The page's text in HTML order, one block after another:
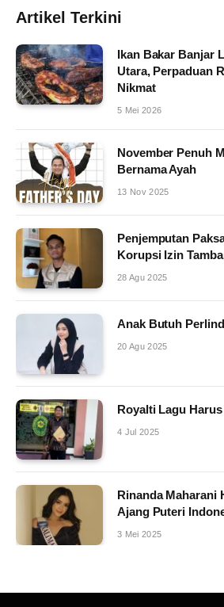
Artikel Terkini
Ikan Bakar Banjar
Utara, Perpaduan
Nikmat
5 Mei 2026
November Penuh
Bernama Ayah
13 Nov 2025
Penjemputan
Korupsi Izin
28 Agu 2025
Anak Butuh
20 Agu 2025
Royalti Lagu
4 Jul 2025
Rinanda Maharani
Ajang Puteri
3 Mei 2025